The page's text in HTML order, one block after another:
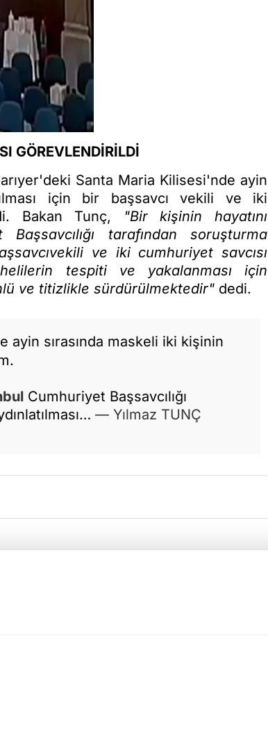
GÖREVLENDİRİLDİ
Santa Maria Kilisesi'nde ayin
için bir başsavcı vekili ve iki
Bakan Tunç,
"Bir kişinin hayatını
tarafından soruşturma
ve iki cumhuriyet savcısı
tespiti ve yakalanması için
ve titizlikle sürdürülmektedir" dedi.
ayin sırasında maskeli iki kişinin
Cumhuriyet Başsavcılığı
— Yılmaz TUNÇ